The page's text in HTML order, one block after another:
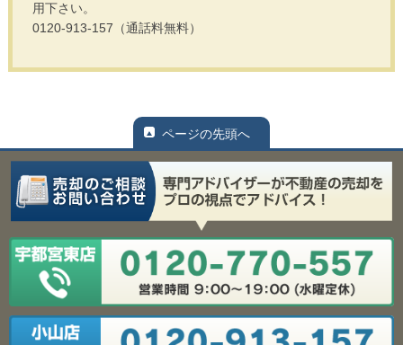
用下さい。
0120-913-157（通話料無料）
ページの先頭へ